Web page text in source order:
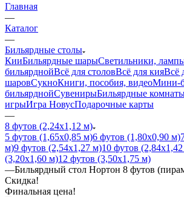
Главная
—
Каталог
—
Бильярдные столы
КииБильярдные шарыСветильники,
бильярднойВсё для столовВсё для кияВсё
шаровСукноКниги, пособия, видеоМини-
бильярднойСувенирыБильярдные
игрыИгра НовусПодарочные карты
—
8 футов (2,24х1,12 м)
5 футов (1,65х0,85 м)6 футов (1,80х0,90 м)
м)9 футов (2,54х1,27 м)10 футов
(3,20х1,60 м)12 футов (3,50х1,75 м)
—Бильярдный стол Нортон 8 футов
Скидка!
Финальная цена!